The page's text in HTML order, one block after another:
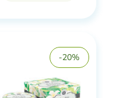
-20%